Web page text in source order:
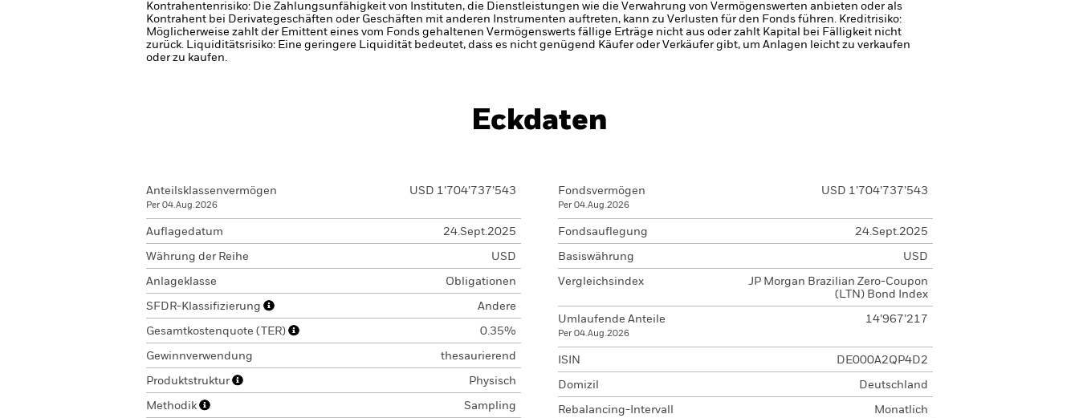
Kontrahentenrisiko: Die Zahlungsunfähigkeit von Instituten, die Dienstleistungen wie die Verwahrung von Vermögenswerten anbieten oder als
Kontrahent bei Derivategeschäften oder Geschäften mit anderen Instrumenten auftreten, kann zu Verlusten für den Fonds führen. Kreditrisiko:
Möglicherweise zahlt der Emittent eines vom Fonds gehaltenen Vermögenswerts fällige Erträge nicht aus oder zahlt Kapital bei Fälligkeit nicht
zurück. Liquiditätsrisiko: Eine geringere Liquidität bedeutet, dass es nicht genügend Käufer oder Verkäufer gibt, um Anlagen leicht zu verkaufen
oder zu kaufen.
Eckdaten
Anteilsklassenvermögen
Per 04.Aug.2026
USD 1’704’737’543
Auflagedatum 24.Sept.2025
Währung der Reihe USD
Anlageklasse Obligationen
SFDR-Klassifizierung Andere
Gesamtkostenquote (TER) 0.35%
Gewinnverwendung thesaurierend
Produktstruktur Physisch
Methodik Sampling
Fondsvermögen
Per 04.Aug.2026
USD 1’704’737’543
Fondsauflegung 24.Sept.2025
Basiswährung USD
Vergleichsindex
JP Morgan Brazilian Zero-Coupon
(LTN) Bond Index
Umlaufende Anteile
Per 04.Aug.2026
14’967’217
ISIN DE000A2QP4D2
Domizil Deutschland
Rebalancing-Intervall Monatlich